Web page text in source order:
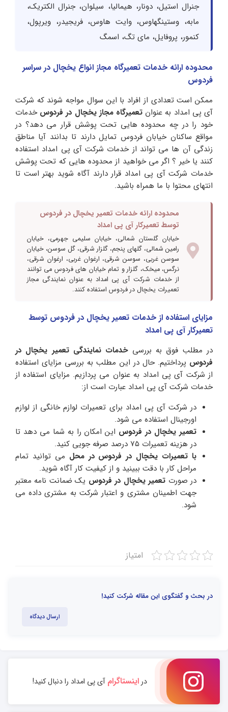
جنرال استیل، دونار، هیمالیا، سیلوان، جنرال الکتریک،
مابه، وستینگهاوس، وایت هاوس، فریجیدر، ویرپول،
کنمور، پروفایل، مای تگ، اسمگ
محدوده ارائه خدمات تعمیرگاه مجاز انواع یخچال در سراسر
فردوس
ممکن است تعدادی از افراد با این سوال مواجه شوند که شرکت
آی پی امداد به عنوان تعمیرگاه مجاز یخچال در فردوسخدمات
خود را در چه محدوده هایی تحت پوشش قرار می دهد؟ در
مواقع ساکنان خیابان فردوس تمایل دارند تا بدانند آیا مناطق
زندگی آن ها می تواند از خدمات شرکت آی پی امداد استفاده
کنند یا خیر ؟ اگر می خواهید از محدوده هایی که تحت پوشش
خدمات شرکت آی پی امداد قرار دارند آگاه شوید بهتر است تا
انتهای محتوا با ما همراه باشید.
محدوده ارائه خدمات تعمیر یخچال در فردوس
توسط تعمیرکار آی پی امداد
خیابان گلستان شمالی، خیابان سلیمی جهرمی، خیابان
رامین شمالی، گلهای پنجم، گلزار شرقی، گل سوسن، خیابان
سوسن غربی، سوسن شرقی، ارغوان غربی، ارغوان شرقی،
نرگس، میخک، گلزار و تمام خیابان های فردوس می توانند
از خدمات شرکت آی پی امداد به عنوان نمایندگی مجاز
تعمیرات یخچال در فردوس استفاده کنند‌.
مزایای استفاده از خدمات تعمیر یخچال در فردوس توسط
تعمیرکار آی پی امداد
در مطلب فوق به بررسیخدمات نمایندگی تعمیر یخچال در
فردوس پرداختیم. حال در این مطلب به بررسی مزایای استفاده
از شرکت آی پی امداد به عنوان می پردازیم. مزایای استفاده از
خدمات شرکت آی پی امداد عبارت است از:
در شرکت آی پی امداد برای تعمیرات لوازم خانگی از لوازم
اورجینال استفاده می شود.
تعمیر یخچال در فردوس این امکان را به شما می دهد تا
در هزینه تعمیرات ۷۵ درصد صرفه جویی کنید.
با تعمیرات یخچال در فردوس در محل می توانید تمام
مراحل کار با دقت ببینید و از کیفیت کار آگاه شوید.
در صورت تعمیر یخچال در فردوس یک ضمانت نامه معتبر
جهت اطمینان مشتری و اعتبار شرکت به مشتری داده می
شود.
امتیاز
در بحث و گفتگوی این مقاله شرکت کنید!
ارسال دیدگاه
دراینستاگرامآی پی امداد را دنبال کنید!